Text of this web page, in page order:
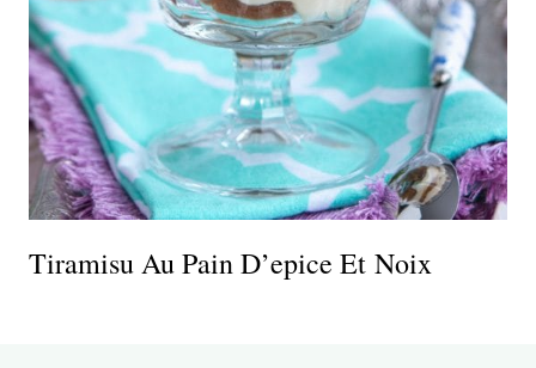
Tiramisu Au Pain D’epice Et Noix